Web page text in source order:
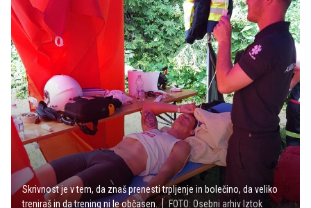
Skrivnost je v tem, da znaš prenesti trpljenje in bolečino, da veliko
treniraš in da trening ni le občasen.
FOTO: Osebni arhiv Iztok